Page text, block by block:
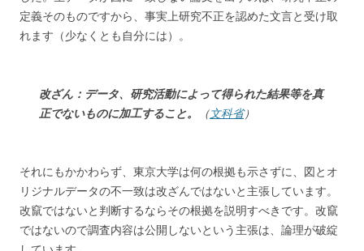
定義そのものですから、事実上研究不正を認めた文言と受け取
れます（少なくとも自分には）。
改ざん：データ、研究活動によって得られた結果等を真
正でないものに加工すること。
（文科省）
それにもかかわらず、東京大学は何の根拠も示さずに、図とオ
リジナルデータの不一致は改ざんではないと主張しています。
改竄ではないと判断するならその根拠を説明すべきです。改竄
ではないので調査内容は公開しないという主張は、論理が破綻